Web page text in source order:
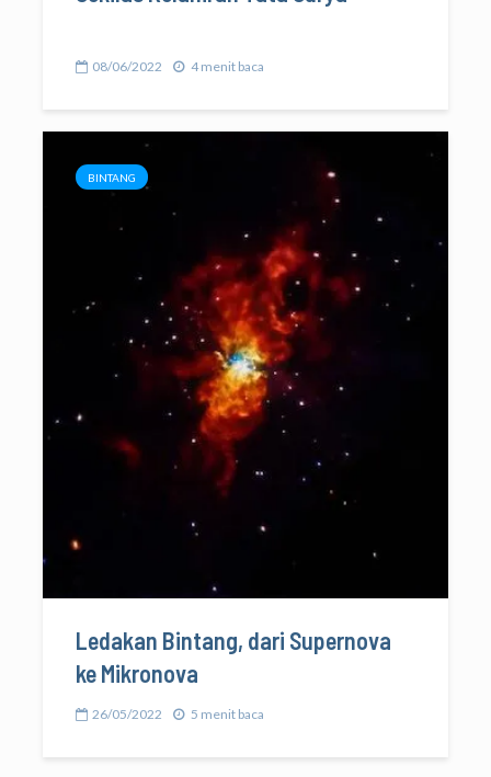
08/06/2022 4 menit baca
BINTANG
Ledakan Bintang, dari Supernova
ke Mikronova
26/05/2022 5 menit baca